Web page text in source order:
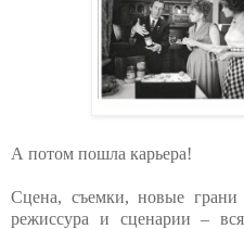
А потом пошла карьера!
Сцена, съемки, новые грани
режиссура и сценарии –